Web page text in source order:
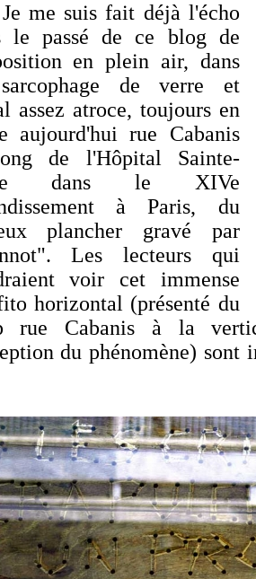
suis fait déjà l'écho
le passé de ce blog de
en plein air, dans
de verre et
assez atroce, toujours en
aujourd'huirue Cabanis
de l'Hôpital Sainte-
dans le XIVe
à Paris, du
plancher gravé par
Les lecteurs qui
voir cet immense
horizontal (présenté du
rue Cabanis à la
du phénomène) sont